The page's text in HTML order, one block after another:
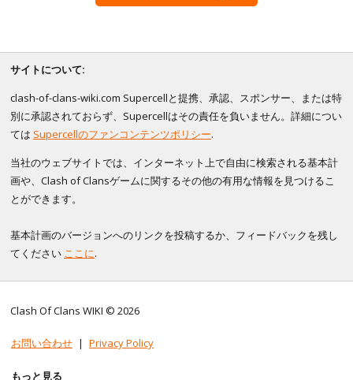
サイトについて:
clash-of-clans-wiki.com Supercellと提携、承認、スポンサー、または特
別に承認されておらず、Supercellはその責任を負いません。詳細につい
ては Supercellのファンコンテンツポリシー.
当社のウェブサイトでは、インターネット上で自由に検索される基本計
画や、Clash of Clansゲームに関するその他の有用な情報を見つけるこ
とができます。
基本計画のバージョンへのリンクを投稿するか、フィードバックを残し
てください ここに.
Clash Of Clans WIKI © 2026
お問い合わせ | Privacy Policy
もっと見る